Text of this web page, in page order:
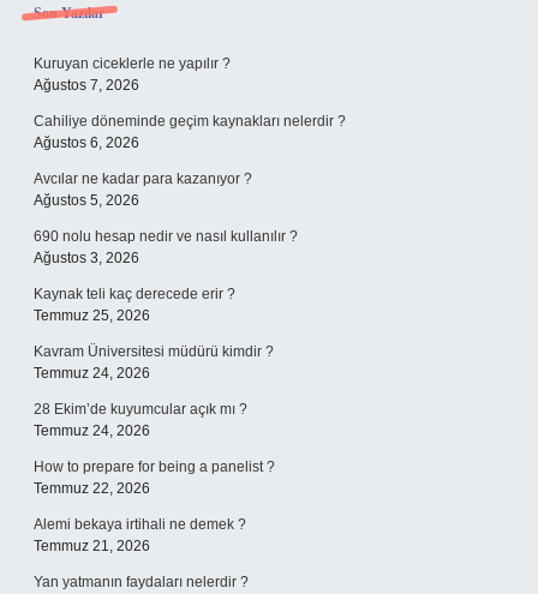
Sidebar
Son Yazılar
Kuruyan ciceklerle ne yapılır ?
Ağustos 7, 2026
Cahiliye döneminde geçim kaynakları nelerdir ?
Ağustos 6, 2026
Avcılar ne kadar para kazanıyor ?
Ağustos 5, 2026
690 nolu hesap nedir ve nasıl kullanılır ?
Ağustos 3, 2026
Kaynak teli kaç derecede erir ?
Temmuz 25, 2026
Kavram Üniversitesi müdürü kimdir ?
Temmuz 24, 2026
28 Ekim’de kuyumcular açık mı ?
Temmuz 24, 2026
How to prepare for being a panelist ?
Temmuz 22, 2026
Alemi bekaya irtihali ne demek ?
Temmuz 21, 2026
Yan yatmanın faydaları nelerdir ?